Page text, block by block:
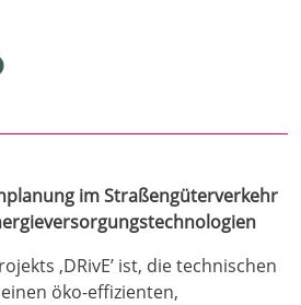
im Straßengüterverkehr
‚DRivE’ ist, die technischen
öko-effizienten,